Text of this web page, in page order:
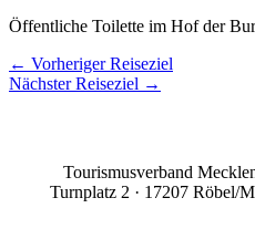
Öffentliche Toilette im Hof der
← Vorheriger Reiseziel
Nächster Reiseziel →
Tourismusverband
Turnplatz 2 · 17207 Röbel/